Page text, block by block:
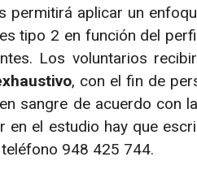
permitirá aplicar un
tipo 2 en función del
Los voluntarios
, con el fin de
sangre de acuerdo con
en el estudio hay que
948 425 744.